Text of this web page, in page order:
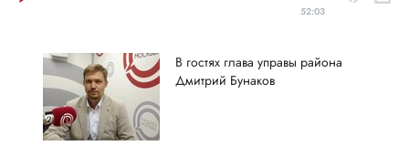
52:03
В гостях глава управы района
Дмитрий Бунаков